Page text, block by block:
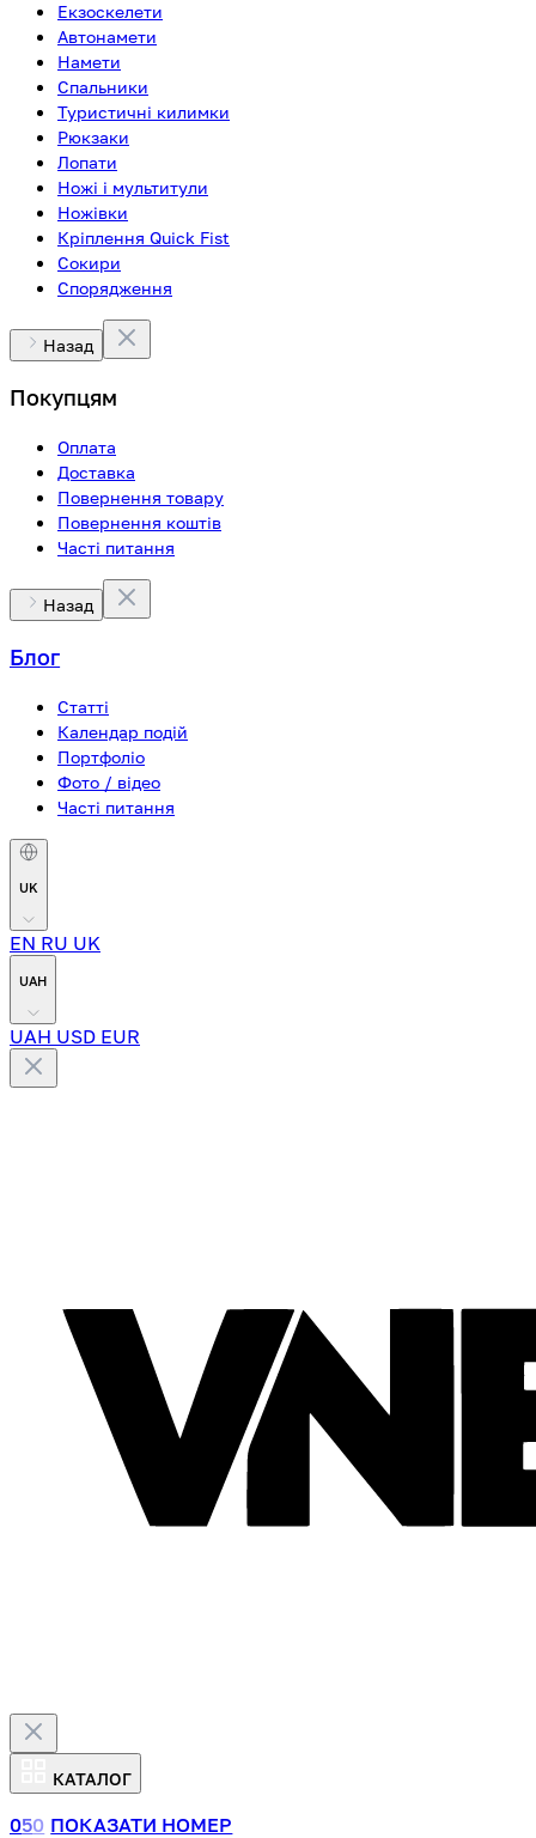
Екзоскелети
Автонамети
Намети
Спальники
Туристичні килимки
Рюкзаки
Лопати
Ножі і мультитули
Ножівки
Кріплення Quick Fist
Сокири
Спорядження
Назад
Покупцям
Оплата
Доставка
Повернення товару
Повернення коштів
Часті питання
Назад
Блог
Статті
Календар подій
Портфоліо
Фото / відео
Часті питання
UK
EN RU UK
UAH
UAH USD EUR
КАТАЛОГ
050 ПОКАЗАТИ НОМЕР